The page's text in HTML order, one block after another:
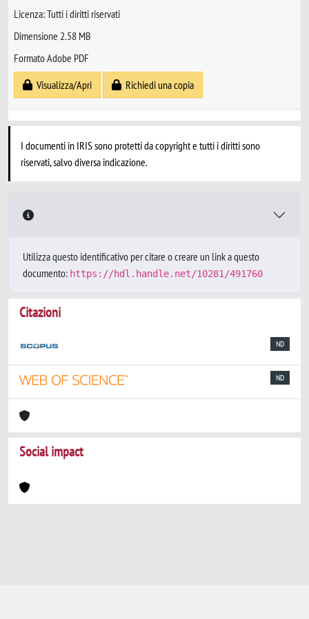
Licenza: Tutti i diritti riservati
Dimensione 2.58 MB
Formato Adobe PDF
Visualizza/Apri
Richiedi una copia
I documenti in IRIS sono protetti da copyright e tutti i diritti sono
riservati, salvo diversa indicazione.
Utilizza questo identificativo per citare o creare un link a questo
documento: https://hdl.handle.net/10281/491760
Citazioni
ND
ND
Social impact